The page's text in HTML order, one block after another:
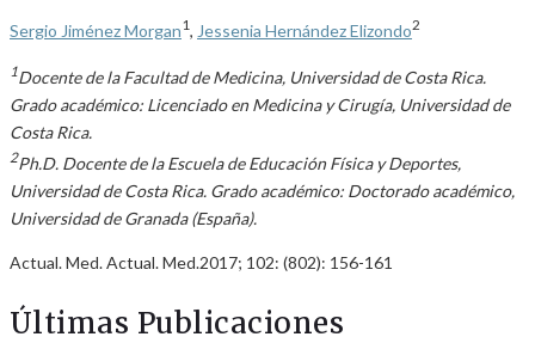
Sergio Jiménez Morgan1, Jessenia Hernández Elizondo2
1Docente de la Facultad de Medicina, Universidad de Costa Rica.
Grado académico: Licenciado en Medicina y Cirugía, Universidad de
Costa Rica.
2Ph.D. Docente de la Escuela de Educación Física y Deportes,
Universidad de Costa Rica. Grado académico: Doctorado académico,
Universidad de Granada (España).
Actual. Med. Actual. Med.2017; 102: (802): 156-161
Últimas Publicaciones